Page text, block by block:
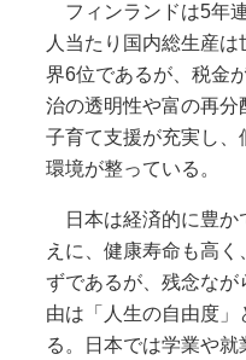
フィンランドは5年
人当たり国内総生産
界6位であるが、税金
治の透明性や富の再分
子育て支援が充実し、
環境が整っている。
日本は経済的に豊か
えに、健康寿命も高
ずであるが、残念なが
由は「人生の自由度
る。日本では学業や